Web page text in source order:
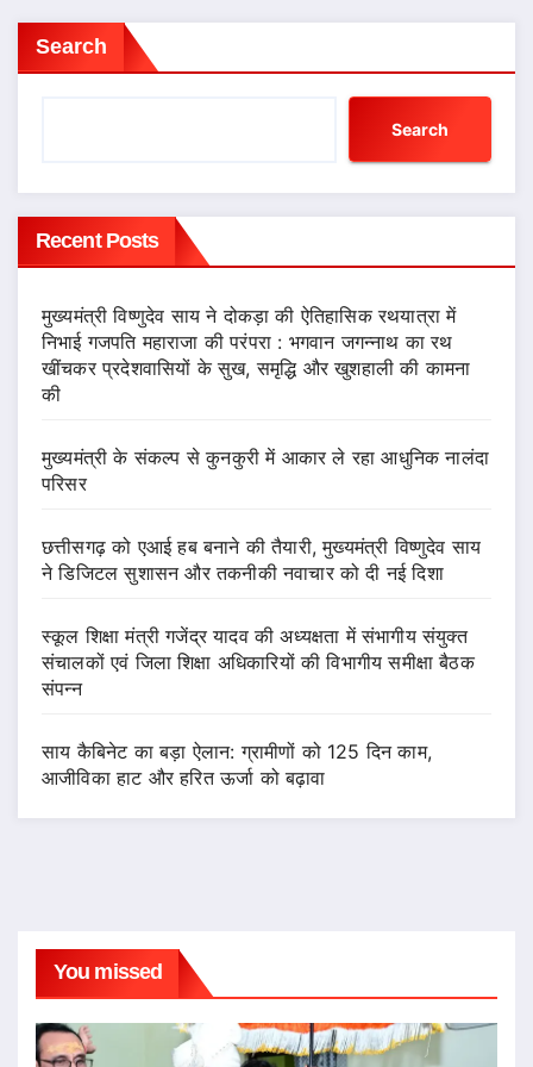
Search
Search
Recent Posts
मुख्यमंत्री विष्णुदेव साय ने दोकड़ा की ऐतिहासिक रथयात्रा में
निभाई गजपति महाराजा की परंपरा : भगवान जगन्नाथ का रथ
खींचकर प्रदेशवासियों के सुख, समृद्धि और खुशहाली की कामना
की
मुख्यमंत्री के संकल्प से कुनकुरी में आकार ले रहा आधुनिक नालंदा
परिसर
छत्तीसगढ़ को एआई हब बनाने की तैयारी, मुख्यमंत्री विष्णुदेव साय
ने डिजिटल सुशासन और तकनीकी नवाचार को दी नई दिशा
स्कूल शिक्षा मंत्री गजेंद्र यादव की अध्यक्षता में संभागीय संयुक्त
संचालकों एवं जिला शिक्षा अधिकारियों की विभागीय समीक्षा बैठक
संपन्न
साय कैबिनेट का बड़ा ऐलान: ग्रामीणों को 125 दिन काम,
आजीविका हाट और हरित ऊर्जा को बढ़ावा
You missed